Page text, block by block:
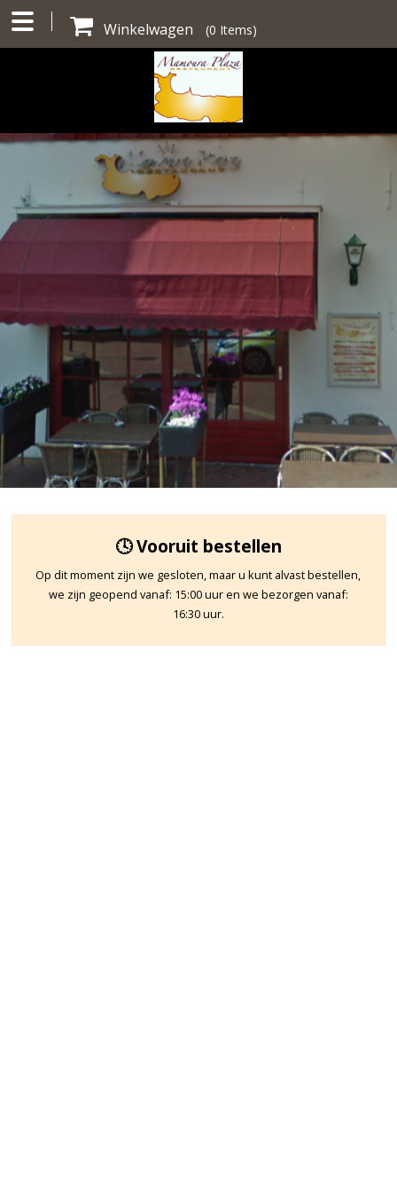
Winkelwagen (0 Items)
🕓 Vooruit bestellen
Op dit moment zijn we gesloten, maar u kunt alvast bestellen,
we zijn geopend vanaf: 15:00 uur en we bezorgen vanaf:
16:30 uur.